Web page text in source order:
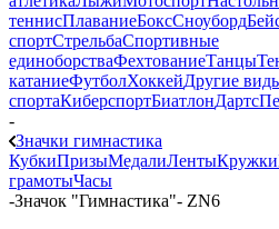
теннисПлаваниеБоксСноуборд
спортСтрельбаСпортивные
единоборстваФехтованиеТанцы
катаниеФутболХоккейДругие
спортаКиберспортБиатлонДартс
-
Значки гимнастика
КубкиПризыМедалиЛентыКружки
грамотыЧасы
-Значок "Гимнастика"- ZN6